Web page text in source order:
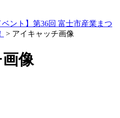
ベント】第36回 富士市産業まつ
> アイキャッチ画像
像